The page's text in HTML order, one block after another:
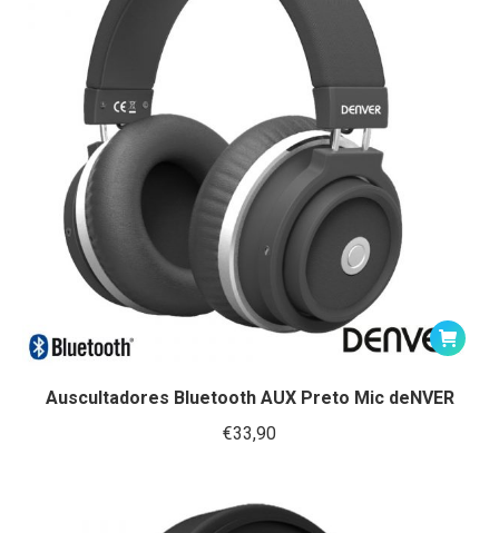
Auscultadores Bluetooth AUX Preto Mic deNVER
€33,90